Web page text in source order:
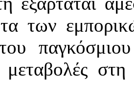
των
στη